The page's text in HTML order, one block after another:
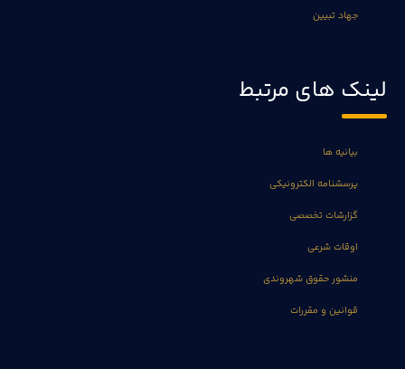
جهاد تبیین
لینک های مرتبط
بیانیه ها
پرسشنامه الکترونیکی
گزارشات تخصصی
اوقات شرعی
منشور حقوق شهروندی
قوانین و مقررات